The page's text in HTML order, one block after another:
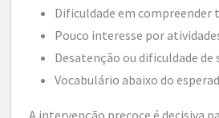
Dificuldade em compreender
Pouco interesse por
Desatenção ou dificuldade
Vocabulário abaixo do